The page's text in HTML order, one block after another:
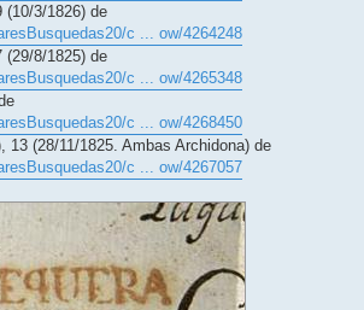
(10/3/1826) de
c ... ow/4264248
(29/8/1825) de
c ... ow/4265348
c ... ow/4268450
13 (28/11/1825. Ambas Archidona) de
c ... ow/4267057